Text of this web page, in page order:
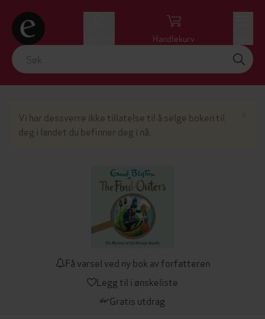
Handlekurv
Vi har dessverre ikke tillatelse til å selge boken til
deg i landet du befinner deg i nå.
Få varsel ved ny bok av forfatteren
Legg til i ønskeliste
Gratis utdrag